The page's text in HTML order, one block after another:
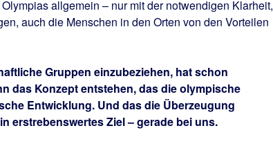
allgemein – nur mit der notwendigen Klarheit,
auch die Menschen in den Orten von den Vorteilen
Gruppen einzubeziehen, hat schon
das Konzept entstehen, das die olympische
Entwicklung. Und das die Überzeugung
erstrebenswertes Ziel – gerade bei uns.